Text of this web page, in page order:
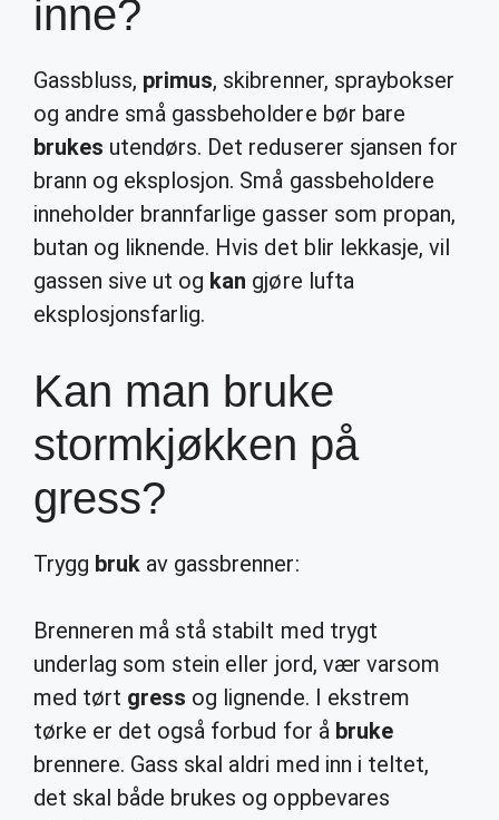
inne?
Gassbluss, primus, skibrenner, spraybokser
og andre små gassbeholdere bør bare
brukes utendørs. Det reduserer sjansen for
brann og eksplosjon. Små gassbeholdere
inneholder brannfarlige gasser som propan,
butan og liknende. Hvis det blir lekkasje, vil
gassen sive ut og kan gjøre lufta
eksplosjonsfarlig.
Kan man bruke
stormkjøkken på
gress?
Trygg bruk av gassbrenner:
Brenneren må stå stabilt med trygt
underlag som stein eller jord, vær varsom
med tørt gress og lignende. I ekstrem
tørke er det også forbud for å bruke
brennere. Gass skal aldri med inn i teltet,
det skal både brukes og oppbevares